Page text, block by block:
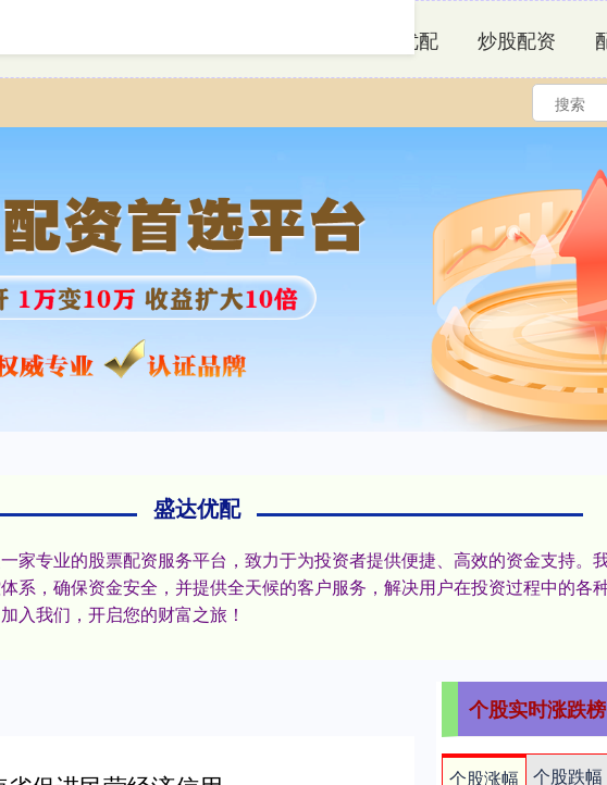
盛达优配 炒股配资
盛达优配
家专业的股票配资服务平台，致力于为投资者提供便捷、高效的资金支持。
系，确保资金安全，并提供全天候的客户服务，解决用户在投资过程中的各
入我们，开启您的财富之旅！
个股实时涨跌榜
个股涨幅 个股跌幅